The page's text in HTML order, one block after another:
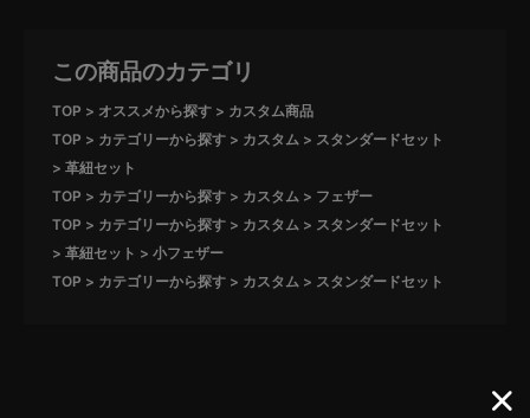
この商品のカテゴリ
TOP オススメから探す
カスタム商品
TOP
カテゴリーから探す カスタム
スタンダードセット
革紐セット
TOP
カテゴリーから探す カスタム
フェザー
TOP
カテゴリーから探す カスタム
スタンダードセット
革紐セット
小フェザー
TOP
カテゴリーから探す カスタム スタンダードセット